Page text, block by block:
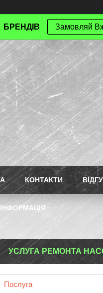
Замовляй
КОНТАКТИ
ІНФОРМАЦІЯ
УСЛУГА РЕМОНТА
Послуга